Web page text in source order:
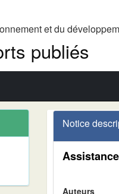
et du
publiés
Notice
Auteurs